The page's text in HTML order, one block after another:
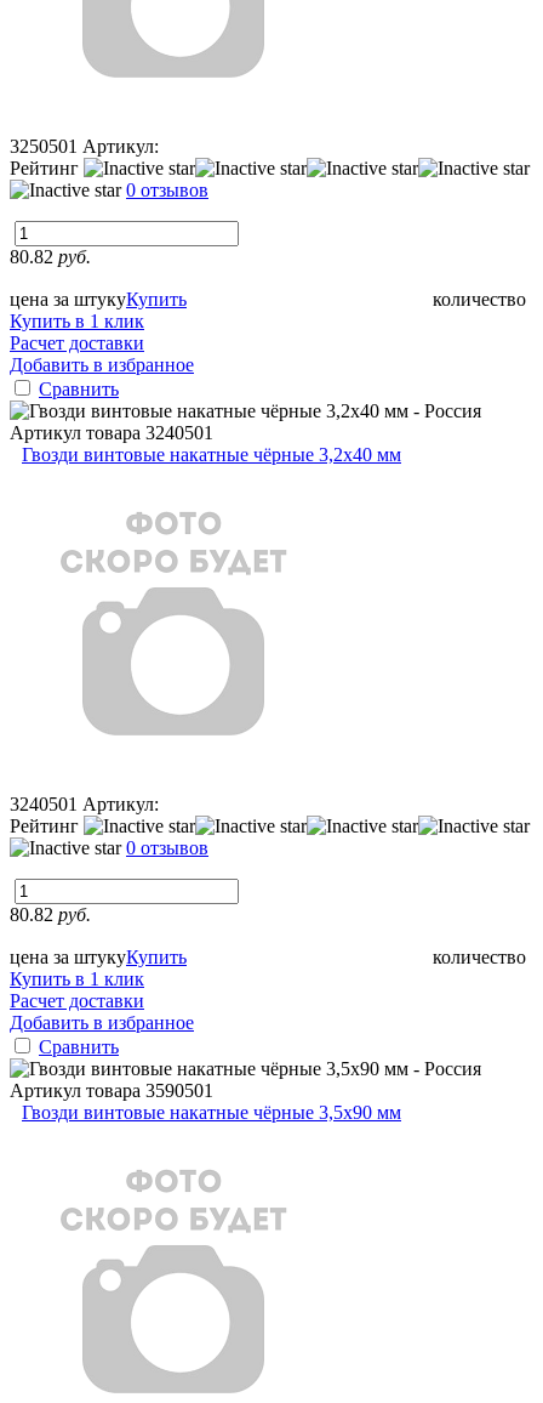
3250501 Артикул:
Рейтинг
0 отзывов
80.82 руб.
цена за штуку количество
Купить
Купить в 1 клик
Расчет доставки
Добавить в избранное
Сравнить
Артикул товара 3240501
Гвозди винтовые накатные чёрные 3,2x40 мм
3240501 Артикул:
Рейтинг
0 отзывов
80.82 руб.
цена за штуку количество
Купить
Купить в 1 клик
Расчет доставки
Добавить в избранное
Сравнить
Артикул товара 3590501
Гвозди винтовые накатные чёрные 3,5х90 мм